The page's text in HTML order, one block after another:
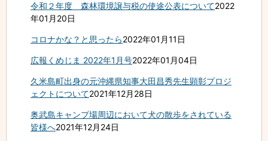
令和２年度 森林環境譲与税の使途公表について2022
年01月20日
コロナかな？と思ったら2022年01月11日
広報くめじま 2022年1月号2022年01月04日
久米島町出身の元沖縄県知事大田昌秀先生顕彰プロジ
ェクトについて2021年12月28日
奥武島キャンプ場周辺において犬の散歩をされている
皆様へ2021年12月24日